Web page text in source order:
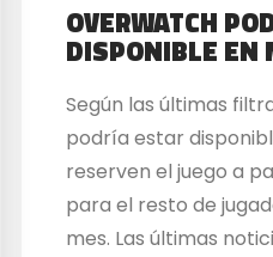
OVERWATCH
DISPONIBLE EN
Según las últimas
podría estar
reserven el juego a
para el resto de
mes. Las últimas